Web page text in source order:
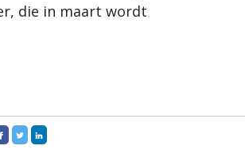
die in maart wordt